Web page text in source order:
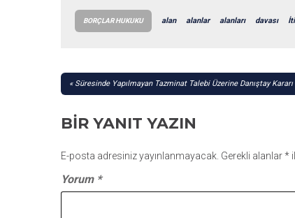
BORÇLAR HUKUKU alan alanlar alanları davası
YAZI
Süresinde Yapılmayan Tazminat Talebi Üzerine Danıştay Kararı
BIR YANIT YAZIN
E-posta adresiniz yayınlanmayacak. Gerekli alanlar*
Yorum *